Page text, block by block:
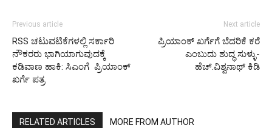
Previous article
RSS ಚಟುವಟಿಕೆಗಳಲ್ಲಿ ಸರ್ಕಾರಿ
ನೌಕರರು ಭಾಗಿಯಾಗುವುದಕ್ಕೆ
ಕಡಿವಾಣ ಹಾಕಿ: ಸಿಎಂಗೆ ಪ್ರಿಯಾಂಕ್
ಖರ್ಗೆ ಪತ್ರ
Next article
ಪ್ರಿಯಾಂಕ್ ಖರ್ಗೆಗೆ ಬೆದರಿಕೆ ಕರೆ
ಎಂಬುದು ಶುದ್ಧ ಸುಳ್ಳು-
ಹೆಚ್.ವಿಶ್ವನಾಥ್ ಕಿಡಿ
RELATED ARTICLES MORE FROM AUTHOR